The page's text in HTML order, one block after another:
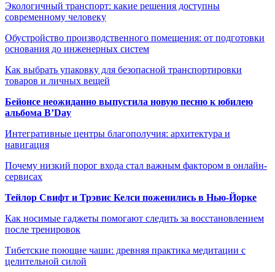
Экологичный транспорт: какие решения доступны
современному человеку
Обустройство производственного помещения: от подготовки
основания до инженерных систем
Как выбрать упаковку для безопасной транспортировки
товаров и личных вещей
Бейонсе неожиданно выпустила новую песню к юбилею
альбома B’Day
Интегративные центры благополучия: архитектура и
навигация
Почему низкий порог входа стал важным фактором в онлайн-
сервисах
Тейлор Свифт и Трэвис Келси поженились в Нью-Йорке
Как носимые гаджеты помогают следить за восстановлением
после тренировок
Тибетские поющие чаши: древняя практика медитации с
целительной силой